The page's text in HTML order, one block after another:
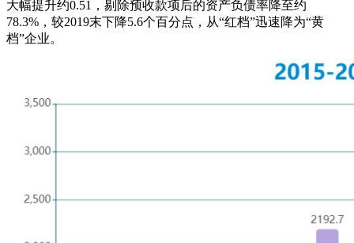
大幅提升约0.51，剔除预收款项后的资产负债率降至约
78.3%，较2019末下降5.6个百分点，从“红档”迅速降为“黄
档”企业。